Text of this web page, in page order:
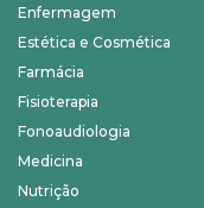
Enfermagem
Estética e Cosmética
Farmácia
Fisioterapia
Fonoaudiologia
Medicina
Nutrição